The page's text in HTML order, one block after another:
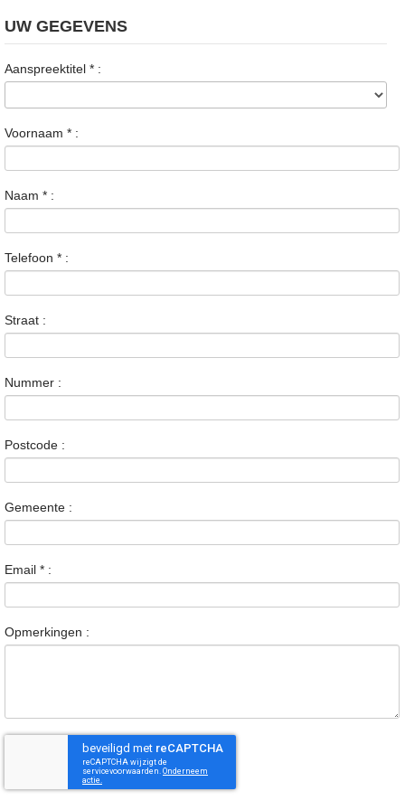
UW GEGEVENS
Aanspreektitel * :
Voornaam * :
Naam * :
Telefoon * :
Straat :
Nummer :
Postcode :
Gemeente :
Email * :
Opmerkingen :